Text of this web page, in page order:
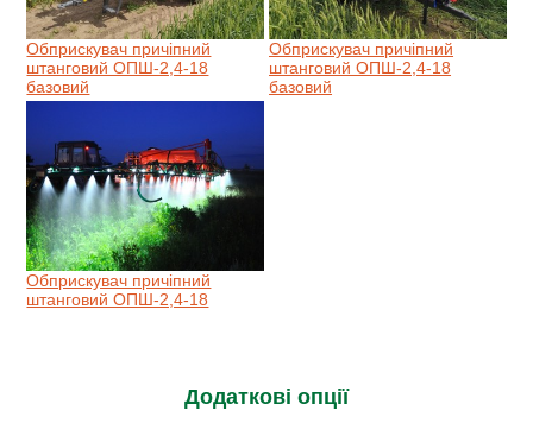
Обприскувач причіпний
штанговий ОПШ-2,4-18
базовий
Обприскувач причіпний
штанговий ОПШ-2,4-18
базовий
Обприскувач причіпний
штанговий ОПШ-2,4-18
Додаткові опції